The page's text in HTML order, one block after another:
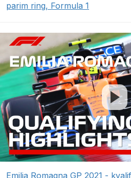
parim ring, Formula 1
Emilia Romagna GP 2021 -